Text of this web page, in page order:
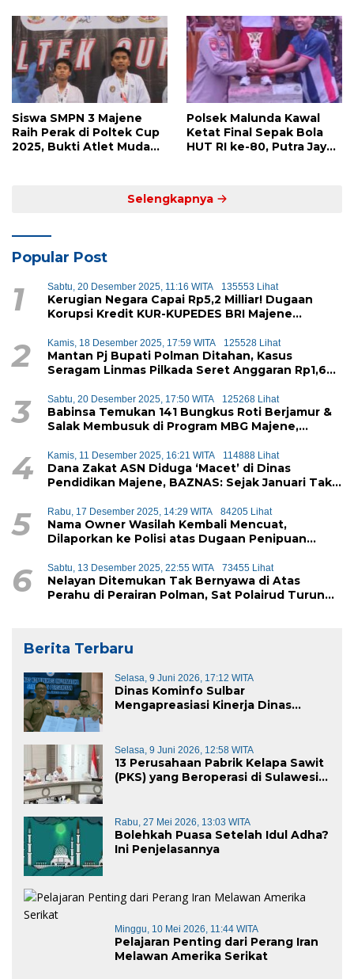
Siswa SMPN 3 Majene
Raih Perak di Poltek Cup
2025, Bukti Atlet Muda
Polsek Malunda Kawal
Ketat Final Sepak Bola
HUT RI ke-80, Putra Jaya
Selengkapnya
Popular Post
1 Sabtu, 20 Desember 2025, 11:16 WITA 135553 Lihat
Kerugian Negara Capai Rp5,2 Milliar! Dugaan
Korupsi Kredit KUR-KUPEDES BRI Majene
2 Kamis, 18 Desember 2025, 17:59 WITA 125528 Lihat
Mantan Pj Bupati Polman Ditahan, Kasus
Seragam Linmas Pilkada Seret Anggaran Rp1,6
3 Sabtu, 20 Desember 2025, 17:50 WITA 125268 Lihat
Babinsa Temukan 141 Bungkus Roti Berjamur &
Salak Membusuk di Program MBG Majene,
4 Kamis, 11 Desember 2025, 16:21 WITA 114888 Lihat
Dana Zakat ASN Diduga ‘Macet’ di Dinas
Pendidikan Majene, BAZNAS: Sejak Januari Tak
5 Rabu, 17 Desember 2025, 14:29 WITA 84205 Lihat
Nama Owner Wasilah Kembali Mencuat,
Dilaporkan ke Polisi atas Dugaan Penipuan
6 Sabtu, 13 Desember 2025, 22:55 WITA 73455 Lihat
Nelayan Ditemukan Tak Bernyawa di Atas
Perahu di Perairan Polman, Sat Polairud Turun
Berita Terbaru
Selasa, 9 Juni 2026, 17:12 WITA
Dinas Kominfo Sulbar
Mengapreasiasi Kinerja Dinas
Selasa, 9 Juni 2026, 12:58 WITA
13 Perusahaan Pabrik Kelapa Sawit
(PKS) yang Beroperasi di Sulawesi
Rabu, 27 Mei 2026, 13:03 WITA
Bolehkah Puasa Setelah Idul Adha?
Ini Penjelasannya
Minggu, 10 Mei 2026, 11:44 WITA
Pelajaran Penting dari Perang Iran
Melawan Amerika Serikat